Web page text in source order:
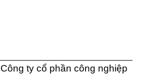
Công ty cổ phần công nghiệp